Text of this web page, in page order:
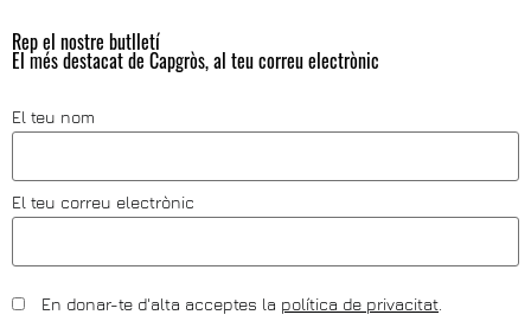
Rep el nostre butlletí
El més destacat de Capgròs, al teu correu electrònic
El teu nom
El teu correu electrònic
En donar-te d'alta acceptes la política de privacitat